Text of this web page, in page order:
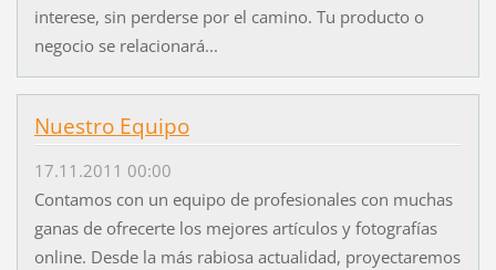
interese, sin perderse por el camino. Tu producto o
negocio se relacionará...
Nuestro Equipo
17.11.2011 00:00
Contamos con un equipo de profesionales con muchas
ganas de ofrecerte los mejores artículos y fotografías
online. Desde la más rabiosa actualidad, proyectaremos